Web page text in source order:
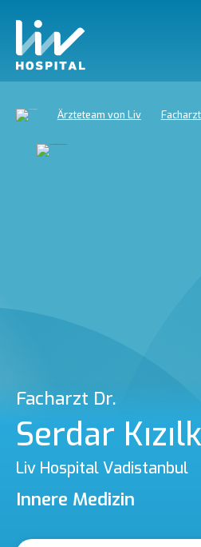
Ärzteteam von Liv
Facharzt Dr.
Serdar
Liv Hospital Vadistanbul
Innere Medizin